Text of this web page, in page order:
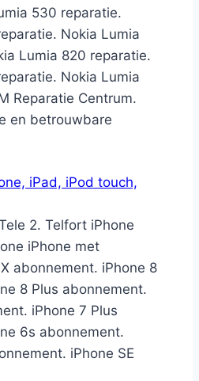
530 reparatie.
Nokia Lumia
Lumia 820 reparatie.
Nokia Lumia
Reparatie Centrum.
en betrouwbare
iPad, iPod touch,
2. Telfort iPhone
iPhone met
abonnement. iPhone 8
8 Plus abonnement.
iPhone 7 Plus
6s abonnement.
iPhone SE